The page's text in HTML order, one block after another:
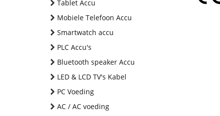
Tablet Accu
Mobiele Telefoon Accu
Smartwatch accu
PLC Accu's
Bluetooth speaker Accu
LED & LCD TV's Kabel
PC Voeding
AC / AC voeding